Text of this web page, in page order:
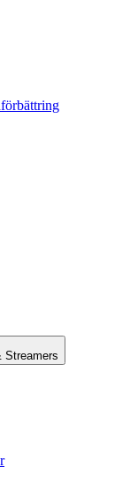
Streamers